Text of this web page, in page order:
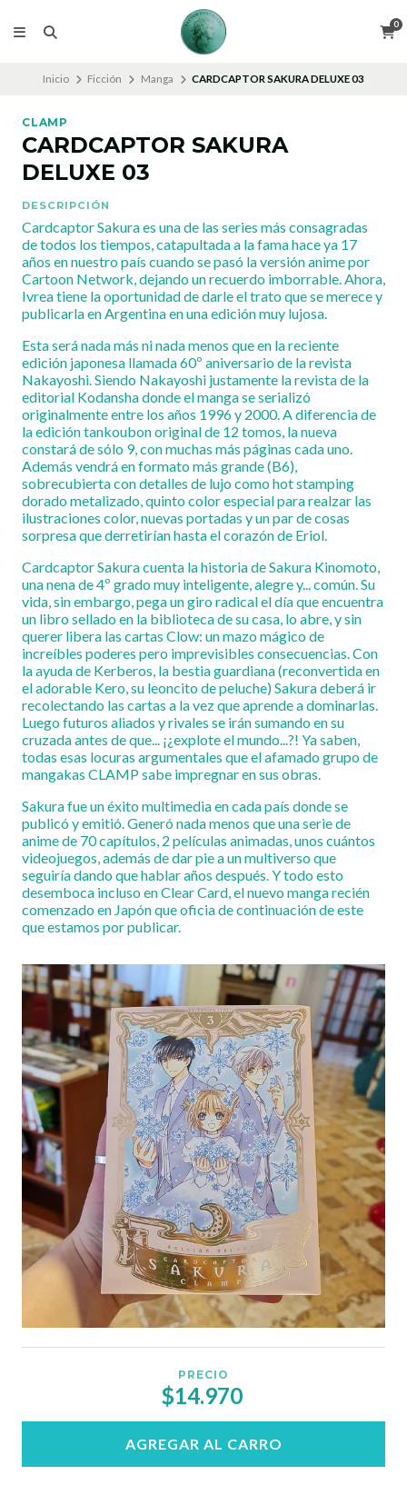
0
Inicio Ficción Manga CARDCAPTOR SAKURA DELUXE 03
CLAMP
CARDCAPTOR SAKURA
DELUXE 03
DESCRIPCIÓN
Cardcaptor Sakura es una de las series más consagradas
de todos los tiempos, catapultada a la fama hace ya 17
años en nuestro país cuando se pasó la versión anime por
Cartoon Network, dejando un recuerdo imborrable. Ahora,
Ivrea tiene la oportunidad de darle el trato que se merece y
publicarla en Argentina en una edición muy lujosa.
Esta será nada más ni nada menos que en la reciente
edición japonesa llamada 60º aniversario de la revista
Nakayoshi. Siendo Nakayoshi justamente la revista de la
editorial Kodansha donde el manga se serializó
originalmente entre los años 1996 y 2000. A diferencia de
la edición tankoubon original de 12 tomos, la nueva
constará de sólo 9, con muchas más páginas cada uno.
Además vendrá en formato más grande (B6),
sobrecubierta con detalles de lujo como hot stamping
dorado metalizado, quinto color especial para realzar las
ilustraciones color, nuevas portadas y un par de cosas
sorpresa que derretirían hasta el corazón de Eriol.
Cardcaptor Sakura cuenta la historia de Sakura Kinomoto,
una nena de 4º grado muy inteligente, alegre y... común. Su
vida, sin embargo, pega un giro radical el día que encuentra
un libro sellado en la biblioteca de su casa, lo abre, y sin
querer libera las cartas Clow: un mazo mágico de
increíbles poderes pero imprevisibles consecuencias. Con
la ayuda de Kerberos, la bestia guardiana (reconvertida en
el adorable Kero, su leoncito de peluche) Sakura deberá ir
recolectando las cartas a la vez que aprende a dominarlas.
Luego futuros aliados y rivales se irán sumando en su
cruzada antes de que... ¡¿explote el mundo...?! Ya saben,
todas esas locuras argumentales que el afamado grupo de
mangakas CLAMP sabe impregnar en sus obras.
Sakura fue un éxito multimedia en cada país donde se
publicó y emitió. Generó nada menos que una serie de
anime de 70 capítulos, 2 películas animadas, unos cuántos
videojuegos, además de dar pie a un multiverso que
seguiría dando que hablar años después. Y todo esto
desemboca incluso en Clear Card, el nuevo manga recién
comenzado en Japón que oficia de continuación de este
que estamos por publicar.
PRECIO
$14.970
AGREGAR AL CARRO